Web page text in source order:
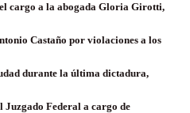
cargo a la abogada Gloria Girotti,
Castaño por violaciones a los
durante la última dictadura,
Juzgado Federal a cargo de